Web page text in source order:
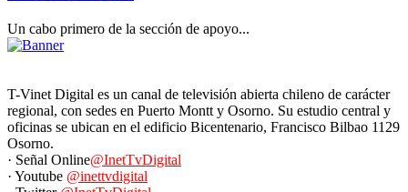
Un cabo primero de la sección de apoyo...
T-Vinet Digital es un canal de televisión abierta chileno de carácter
regional, con sedes en Puerto Montt y Osorno. Su estudio central y
oficinas se ubican en el edificio Bicentenario, Francisco Bilbao 1129
Osorno.
· Señal Online@InetTvDigital
· Youtube @inettvdigital